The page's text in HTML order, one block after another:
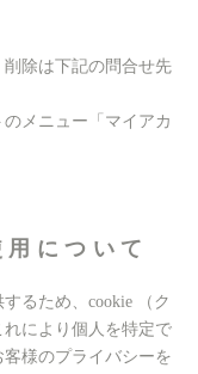
除は下記の問合せ先
メニュー「マイアカ
について
るため、cookie （ク
により個人を特定で
様のプライバシーを